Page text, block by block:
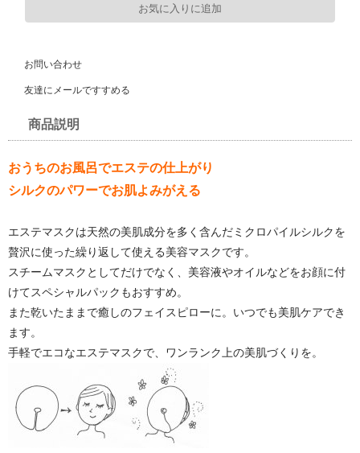
お問い合わせ
友達にメールですすめる
商品説明
おうちのお風呂でエステの仕上がり
シルクのパワーでお肌よみがえる
エステマスクは天然の美肌成分を多く含んだミクロパイルシルクを
贅沢に使った繰り返して使える美容マスクです。
スチームマスクとしてだけでなく、美容液やオイルなどをお顔に付
けてスペシャルパックもおすすめ。
また乾いたままで癒しのフェイスピローに。いつでも美肌ケアでき
ます。
手軽でエコなエステマスクで、ワンランク上の美肌づくりを。